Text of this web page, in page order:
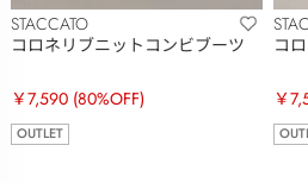
STACCATO
コロネリブニットコンビブーツ
￥7,590 (80%OFF)
OUTLET
コ
￥